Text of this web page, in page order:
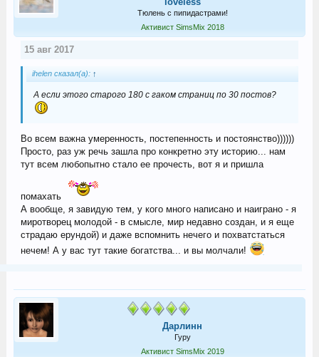
Тюлень с пипидастрами!
Активист SimsMix 2018
15 авг 2017
ihelen сказал(а): ↑
А если этого старого 180 с гаком страниц по 30 постов?
Во всем важна умеренность, постепенность и постоянство))))))
Просто, раз уж речь зашла про конкретно эту историю... нам
тут всем любопытно стало ее прочесть, вот я и пришла
помахать
А вообще, я завидую тем, у кого много написано и наиграно - я
миротворец молодой - в смысле, мир недавно создан, и я еще
страдаю ерундой) и даже вспомнить нечего и похватстаться
нечем! А у вас тут такие богатства... и вы молчали!
Дарлинн
Гуру
Активист SimsMix 2019